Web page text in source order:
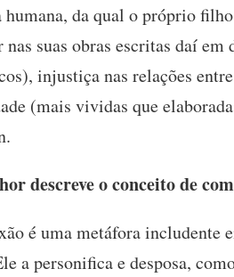
da qual o próprio
suas obras escritas daí
injustiça nas relações
(mais vividas que
descreve o conceito de
é uma metáfora includente
a personifica e desposa,